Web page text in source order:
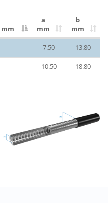
mm
a
mm
b
mm
7.50 13.80
10.50
18.80